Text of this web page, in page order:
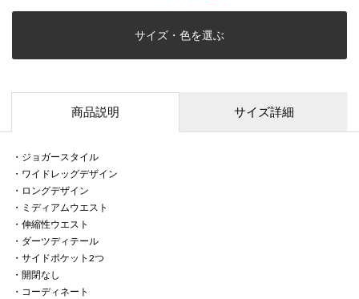
サイズ・色を選ぶ
商品説明 サイズ詳細
・ジョガースタイル
・ワイドレッグデザイン
・ロングデザイン
・ミディアムウエスト
・伸縮性ウエスト
・ダーツディテール
・サイドポケット2つ
・開閉なし
・コーディネート